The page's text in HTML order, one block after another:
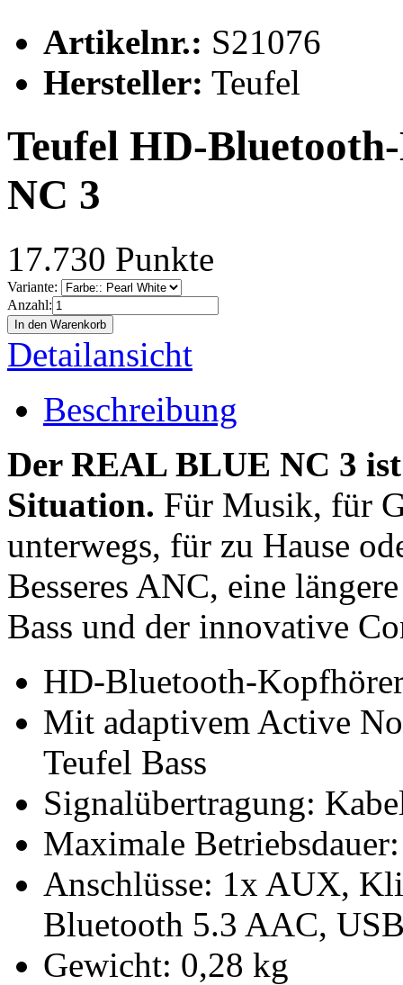
Artikelnr.: S21076
Hersteller: Teufel
Teufel HD-
NC 3
17.730 Punkte
Variante:
Anzahl:
In den Warenkorb
Detailansicht
Beschreibung
Der REAL BLUE NC 3
Situation. Für Musik, für
unterwegs, für zu Hause
Besseres ANC, eine
Bass und der innovative
HD-Bluetooth-
Mit adaptivem Active
Teufel Bass
Signalübertragung:
Maximale
Anschlüsse: 1x AUX,
Bluetooth 5.3 AAC,
Gewicht: 0,28 kg